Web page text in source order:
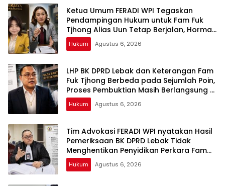
Baru
Ketua Umum FERADI WPI Tegaskan
Pendampingan Hukum untuk Fam Fuk
Tjhong Alias Uun Tetap Berjalan, Hormati
Proses Penyidikan dan Hasil Pemeriksaan
BK
Hukum Agustus 6, 2026
LHP BK DPRD Lebak dan Keterangan Fam
Fuk Tjhong Berbeda pada Sejumlah Poin,
Proses Pembuktian Masih Berlangsung di
Polda Banten ujar Revan FERADI WPI
Hukum Agustus 6, 2026
Tim Advokasi FERADI WPI nyatakan Hasil
Pemeriksaan BK DPRD Lebak Tidak
Menghentikan Penyidikan Perkara Fam
Fuk Tjhong alias Eyang Uun
Hukum Agustus 6, 2026